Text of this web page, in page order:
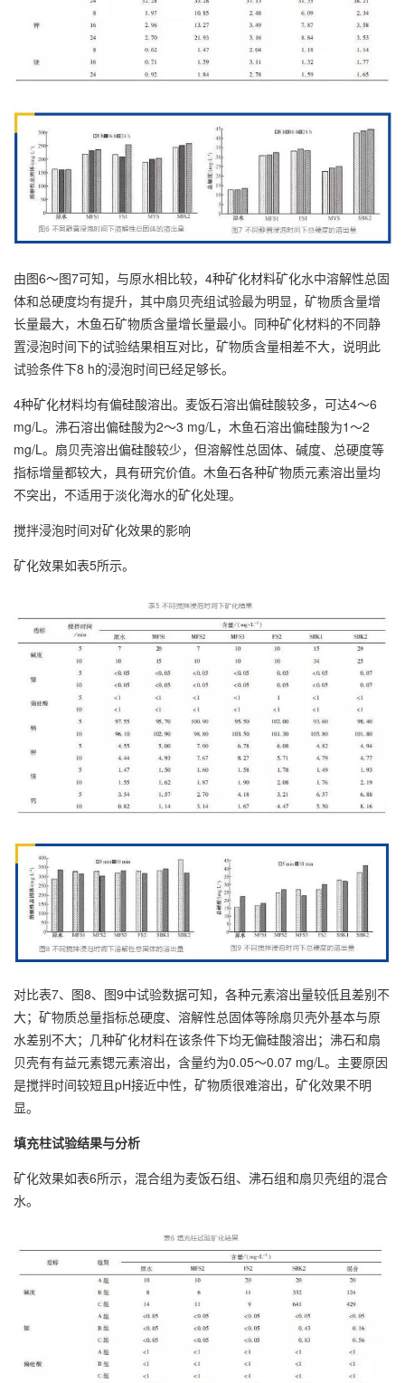
由图6～图7可知，与原水相比较，4种矿化材料矿化水中溶解性总固
体和总硬度均有提升，其中扇贝壳组试验最为明显，矿物质含量增
长量最大，木鱼石矿物质含量增长量最小。同种矿化材料的不同静
置浸泡时间下的试验结果相互对比，矿物质含量相差不大，说明此
试验条件下8 h的浸泡时间已经足够长。
4种矿化材料均有偏硅酸溶出。麦饭石溶出偏硅酸较多，可达4～6
mg/L。沸石溶出偏硅酸为2～3 mg/L，木鱼石溶出偏硅酸为1～2
mg/L。扇贝壳溶出偏硅酸较少，但溶解性总固体、碱度、总硬度等
指标增量都较大，具有研究价值。木鱼石各种矿物质元素溶出量均
不突出，不适用于淡化海水的矿化处理。
搅拌浸泡时间对矿化效果的影响
矿化效果如表5所示。
对比表7、图8、图9中试验数据可知，各种元素溶出量较低且差别不
大；矿物质总量指标总硬度、溶解性总固体等除扇贝壳外基本与原
水差别不大；几种矿化材料在该条件下均无偏硅酸溶出；沸石和扇
贝壳有有益元素锶元素溶出，含量约为0.05～0.07 mg/L。主要原因
是搅拌时间较短且pH接近中性，矿物质很难溶出，矿化效果不明
显。
填充柱试验结果与分析
矿化效果如表6所示，混合组为麦饭石组、沸石组和扇贝壳组的混合
水。